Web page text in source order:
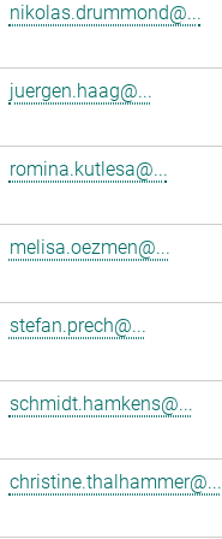
nikolas.drummond@...
juergen.haag@...
romina.kutlesa@...
melisa.oezmen@...
stefan.prech@...
schmidt.hamkens@...
christine.thalhammer@...